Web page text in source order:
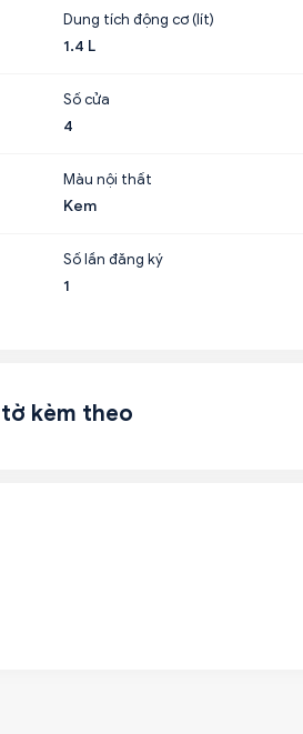
Dung tích động cơ (lít)
1.4 L
Số cửa
4
Màu nội thất
Kem
Số lần đăng ký
1
kèm theo